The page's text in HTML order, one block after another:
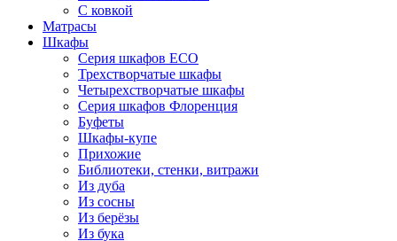
С ковкой
Матрасы
Шкафы
Серия шкафов ECO
Трехстворчатые шкафы
Четырехстворчатые шкафы
Серия шкафов Флоренция
Буфеты
Шкафы-купе
Прихожие
Библиотеки, стенки, витражи
Из дуба
Из сосны
Из берёзы
Из бука